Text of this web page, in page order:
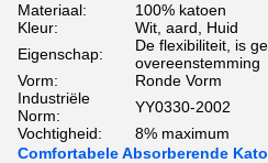
Materiaal:
100% katoen
Kleur:
Wit, aard, Huid
Eigenschap:
De flexibiliteit, is
overeenstemming
Vorm:
Ronde Vorm
Industriële
Norm:
YY0330-2002
Vochtigheid:
8% maximum
Comfortabele Absorberende